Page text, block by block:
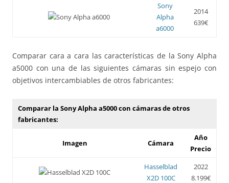
Sony
Alpha
a6000
2014
639€
Comparar cara a cara las características de la Sony Alpha
a5000 con una de las siguientes cámaras sin espejo con
objetivos intercambiables de otros fabricantes:
Comparar la Sony Alpha a5000 con cámaras de otros
fabricantes:
Imagen Cámara
Año
Precio
Hasselblad
X2D 100C
2022
8.199€